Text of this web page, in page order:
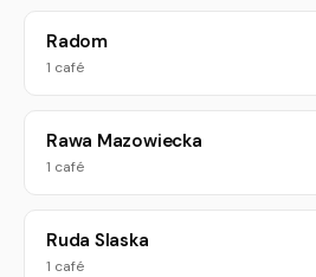
Radom
1 café
Rawa Mazowiecka
1 café
Ruda Slaska
1 café